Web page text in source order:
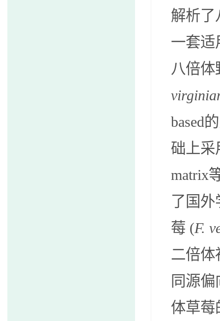
解析了
一套适
八倍体
based
础上采
matrix
了国
莓 (F.
二倍体
同源
体草莓